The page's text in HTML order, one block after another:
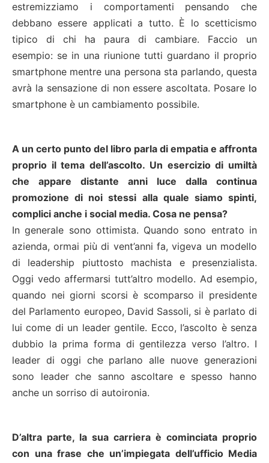
estremizziamo i comportamenti pensando che
debbano essere applicati a tutto. È lo scetticismo
tipico di chi ha paura di cambiare. Faccio un
esempio: se in una riunione tutti guardano il proprio
smartphone mentre una persona sta parlando, questa
avrà la sensazione di non essere ascoltata. Posare lo
smartphone è un cambiamento possibile.
A un certo punto del libro parla di empatia e affronta
proprio il tema dell’ascolto. Un esercizio di umiltà
che appare distante anni luce dalla continua
promozione di noi stessi alla quale siamo spinti,
complici anche i social media. Cosa ne pensa?
In generale sono ottimista. Quando sono entrato in
azienda, ormai più di vent’anni fa, vigeva un modello
di leadership piuttosto machista e presenzialista.
Oggi vedo affermarsi tutt’altro modello. Ad esempio,
quando nei giorni scorsi è scomparso il presidente
del Parlamento europeo, David Sassoli, si è parlato di
lui come di un leader gentile. Ecco, l’ascolto è senza
dubbio la prima forma di gentilezza verso l’altro. I
leader di oggi che parlano alle nuove generazioni
sono leader che sanno ascoltare e spesso hanno
anche un sorriso di autoironia.
D’altra parte, la sua carriera è cominciata proprio
con una frase che un’impiegata dell’ufficio Media